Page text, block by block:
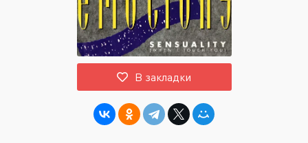
Запомнить
ВОЙТИ НА САЙТ
Восстановить пароль
Или войти через
В закладки